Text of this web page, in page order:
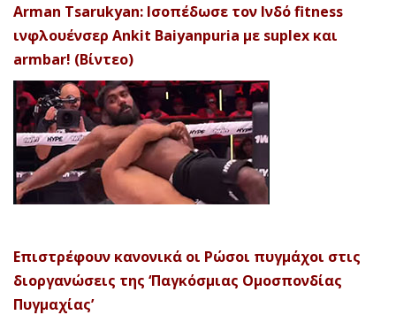
Arman Tsarukyan: Ισοπέδωσε τον Ινδό fitness
ινφλουένσερ Ankit Baiyanpuria με suplex και
armbar! (Βίντεο)
Επιστρέφουν κανονικά οι Ρώσοι πυγμάχοι στις
διοργανώσεις της ‘Παγκόσμιας Ομοσπονδίας
Πυγμαχίας’